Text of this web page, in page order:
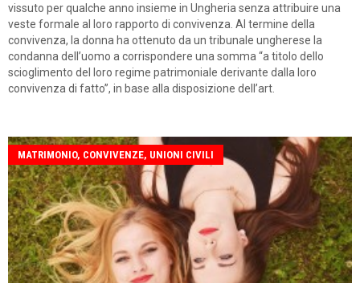
vissuto per qualche anno insieme in Ungheria senza attribuire una
veste formale al loro rapporto di convivenza. Al termine della
convivenza, la donna ha ottenuto da un tribunale ungherese la
condanna dell’uomo a corrispondere una somma “a titolo dello
scioglimento del loro regime patrimoniale derivante dalla loro
convivenza di fatto”, in base alla disposizione dell’art.
MATRIMONIO, CONVIVENZE, UNIONI CIVILI